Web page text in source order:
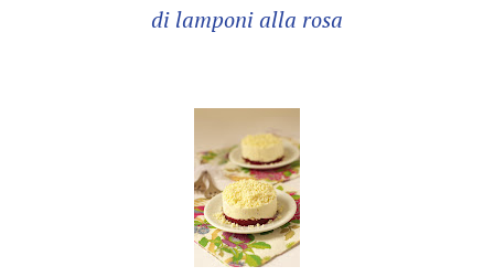
di lamponi alla rosa